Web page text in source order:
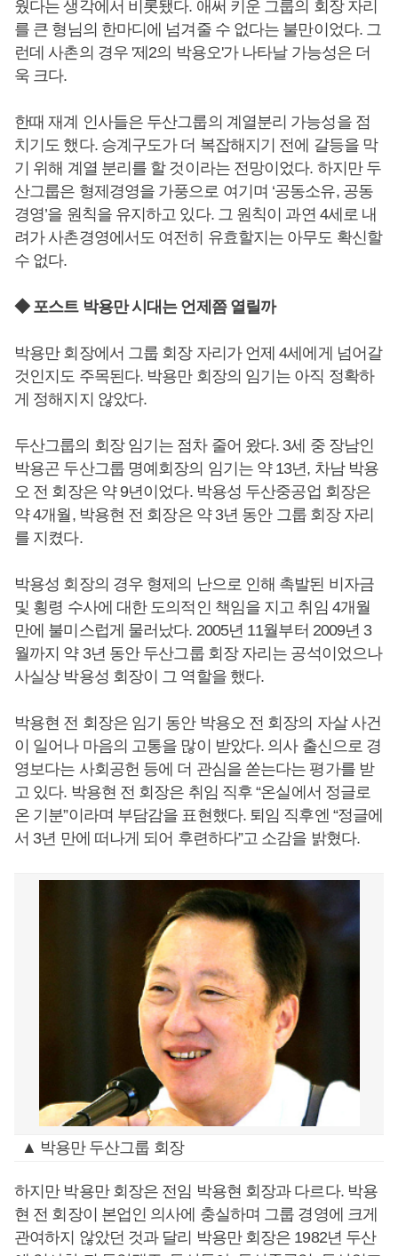
웠다는 생각에서 비롯됐다. 애써 키운 그룹의 회장 자리
를 큰 형님의 한마디에 넘겨줄 수 없다는 불만이었다. 그
런데 사촌의 경우 '제2의 박용오'가 나타날 가능성은 더
욱 크다.
한때 재계 인사들은 두산그룹의 계열분리 가능성을 점
치기도 했다. 승계구도가 더 복잡해지기 전에 갈등을 막
기 위해 계열 분리를 할 것이라는 전망이었다. 하지만 두
산그룹은 형제경영을 가풍으로 여기며 ‘공동소유, 공동
경영’을 원칙을 유지하고 있다. 그 원칙이 과연 4세로 내
려가 사촌경영에서도 여전히 유효할지는 아무도 확신할
수 없다.
◆ 포스트 박용만 시대는 언제쯤 열릴까
박용만 회장에서 그룹 회장 자리가 언제 4세에게 넘어갈
것인지도 주목된다. 박용만 회장의 임기는 아직 정확하
게 정해지지 않았다.
두산그룹의 회장 임기는 점차 줄어 왔다. 3세 중 장남인
박용곤 두산그룹 명예회장의 임기는 약 13년, 차남 박용
오 전 회장은 약 9년이었다. 박용성 두산중공업 회장은
약 4개월, 박용현 전 회장은 약 3년 동안 그룹 회장 자리
를 지켰다.
박용성 회장의 경우 형제의 난으로 인해 촉발된 비자금
및 횡령 수사에 대한 도의적인 책임을 지고 취임 4개월
만에 불미스럽게 물러났다. 2005년 11월부터 2009년 3
월까지 약 3년 동안 두산그룹 회장 자리는 공석이었으나
사실상 박용성 회장이 그 역할을 했다.
박용현 전 회장은 임기 동안 박용오 전 회장의 자살 사건
이 일어나 마음의 고통을 많이 받았다. 의사 출신으로 경
영보다는 사회공헌 등에 더 관심을 쏟는다는 평가를 받
고 있다. 박용현 전 회장은 취임 직후 “온실에서 정글로
온 기분”이라며 부담감을 표현했다. 퇴임 직후엔 “정글에
서 3년 만에 떠나게 되어 후련하다”고 소감을 밝혔다.
▲ 박용만 두산그룹 회장
하지만 박용만 회장은 전임 박용현 회장과 다르다. 박용
현 전 회장이 본업인 의사에 충실하며 그룹 경영에 크게
관여하지 않았던 것과 달리 박용만 회장은 1982년 두산